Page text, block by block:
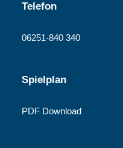
Telefon
06251-840 340
Spielplan
PDF Download